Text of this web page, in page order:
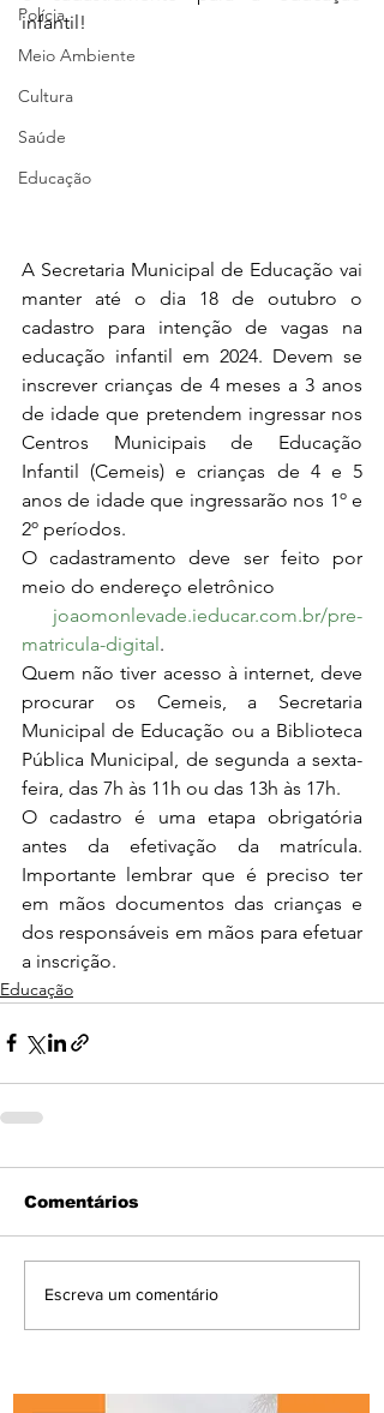
Polícia
Meio Ambiente
Cultura
Saúde
Educação
infantil!
A Secretaria Municipal de Educação vai
manter até o dia 18 de outubro o
cadastro para intenção de vagas na
educação infantil em 2024. Devem se
inscrever crianças de 4 meses a 3 anos
de idade que pretendem ingressar nos
Centros Municipais de Educação
Infantil (Cemeis) e crianças de 4 e 5
anos de idade que ingressarão nos 1º e
2º períodos.
O cadastramento deve ser feito por
meio do endereço eletrônico
joaomonlevade.ieducar.com.br/pre-
matricula-digital.
Quem não tiver acesso à internet, deve
procurar os Cemeis, a Secretaria
Municipal de Educação ou a Biblioteca
Pública Municipal, de segunda a sexta-
feira, das 7h às 11h ou das 13h às 17h.
O cadastro é uma etapa obrigatória
antes da efetivação da matrícula.
Importante lembrar que é preciso ter
em mãos documentos das crianças e
dos responsáveis em mãos para efetuar
a inscrição.
Educação
Comentários
Escreva um comentário